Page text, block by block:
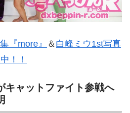
『more』 ＆ 白峰ミウ1st写真
！！
キャットファイト参戦へ